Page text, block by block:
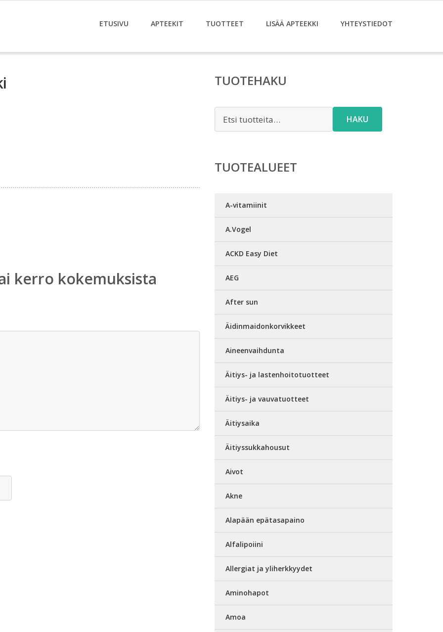
ETUSIVU APTEEKIT TUOTTEET LISÄÄ APTEEKKI YHTEYSTIEDOT
kerro kokemuksista
TUOTEHAKU
HAKU
TUOTEALUEET
A-vitamiinit
A.Vogel
ACKD Easy Diet
AEG
After sun
Äidinmaidonkorvikkeet
Aineenvaihdunta
Äitiys- ja lastenhoitotuotteet
Äitiys- ja vauvatuotteet
Äitiysaika
Äitiyssukkahousut
Aivot
Akne
Alapään epätasapaino
Alfalipoiini
Allergiat ja yliherkkyydet
Aminohapot
Amoa